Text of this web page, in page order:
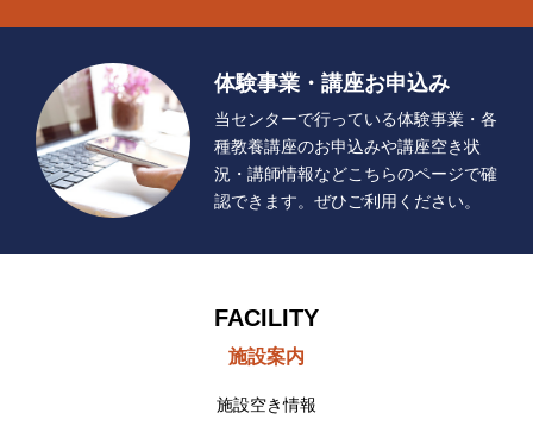
体験事業・講座お申込み
当センターで行っている体験事業・各
種教養講座のお申込みや講座空き状
況・講師情報などこちらのページで確
認できます。ぜひご利用ください。
FACILITY
施設案内
施設空き情報